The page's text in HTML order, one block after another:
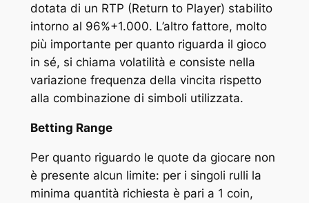
dotata di un RTP (Return to Player) stabilito
intorno al 96%+1.000. L’altro fattore, molto
più importante per quanto riguarda il gioco
in sé, si chiama volatilità e consiste nella
variazione frequenza della vincita rispetto
alla combinazione di simboli utilizzata.
Betting Range
Per quanto riguardo le quote da giocare non
è presente alcun limite: per i singoli rulli la
minima quantità richiesta è pari a 1 coin,